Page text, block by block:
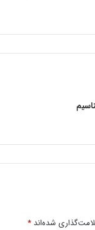
شده‌اند *